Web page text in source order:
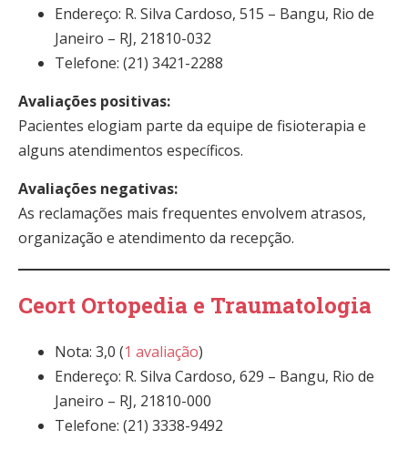
Endereço: R. Silva Cardoso, 515 – Bangu, Rio de
Janeiro – RJ, 21810-032
Telefone: (21) 3421-2288
Avaliações positivas:
Pacientes elogiam parte da equipe de fisioterapia e
alguns atendimentos específicos.
Avaliações negativas:
As reclamações mais frequentes envolvem atrasos,
organização e atendimento da recepção.
Ceort Ortopedia e Traumatologia
Nota: 3,0 (1 avaliação)
Endereço: R. Silva Cardoso, 629 – Bangu, Rio de
Janeiro – RJ, 21810-000
Telefone: (21) 3338-9492